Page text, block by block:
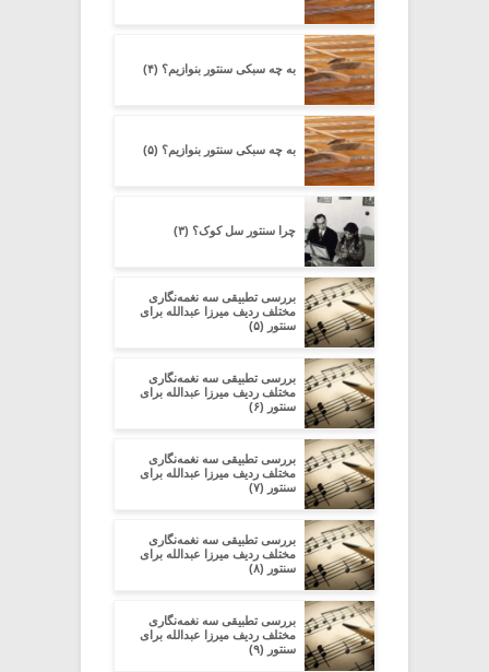
به چه سبکی سنتور بنوازیم؟ (۴)
به چه سبکی سنتور بنوازیم؟ (۵)
چرا سنتور سل کوک؟ (۳)
بررسی تطبیقی سه نغمه‌نگاری
مختلف ردیف میرزا عبدالله برای
سنتور (۵)
بررسی تطبیقی سه نغمه‌نگاری
مختلف ردیف میرزا عبدالله برای
سنتور (۶)
بررسی تطبیقی سه نغمه‌نگاری
مختلف ردیف میرزا عبدالله برای
سنتور (۷)
بررسی تطبیقی سه نغمه‌نگاری
مختلف ردیف میرزا عبدالله برای
سنتور (۸)
بررسی تطبیقی سه نغمه‌نگاری
مختلف ردیف میرزا عبدالله برای
سنتور (۹)